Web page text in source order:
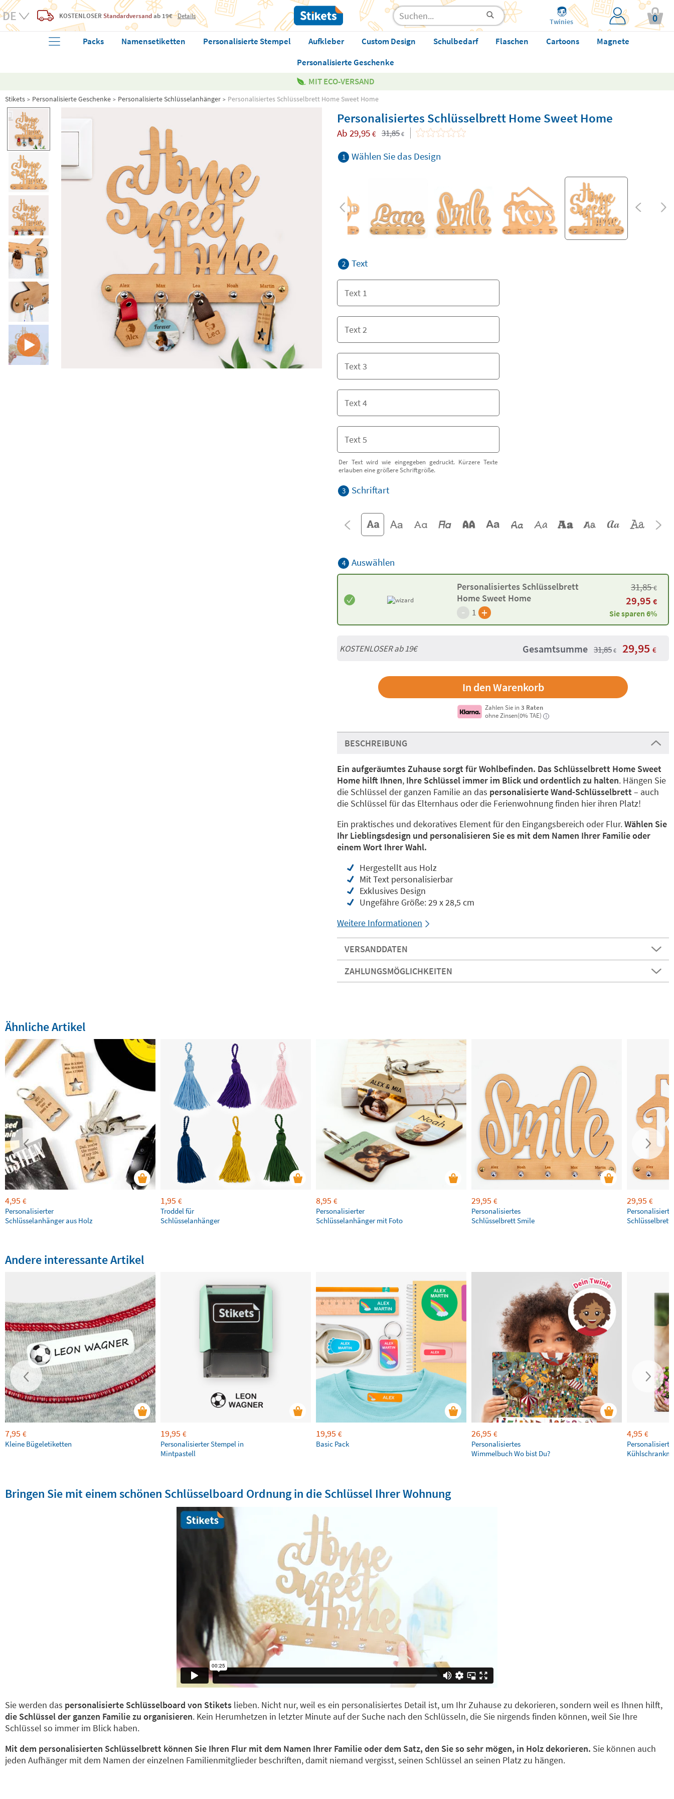
KOSTENLOSER Standardversandab 19€ Details
Twinies 0
Packs Namensetiketten Personalisierte Stempel Aufkleber Custom Design Schulbedarf Flaschen Cartoons
Magnete
Personalisierte Geschenke
MIT ECO-VERSAND
Stikets Personalisierte Geschenke Personalisierte Schlüsselanhänger Personalisiertes Schlüsselbrett Home Sweet Home
Personalisiertes Schlüsselbrett Home Sweet Home
Ab 29,95 € 31,85 €
1 Wählen Sie das Design
2 Text
Der Text wird wie eingegeben gedruckt. Kürzere Texte
erlauben eine größere Schriftgröße.
3 Schriftart
4 Auswählen
Personalisiertes Schlüsselbrett
Home Sweet Home
- 1 +
31,85€
29,95 €
Sie sparen 6%
KOSTENLOSER ab 19€ Gesamtsumme 31,85 € 29,95 €
Zahlen Sie in3 Raten
ohne Zinsen(0% TAE)
i
BESCHREIBUNG
Ein aufgeräumtes Zuhause sorgt für Wohlbefinden. Das Schlüsselbrett Home Sweet
Home hilft Ihnen, Ihre Schlüssel immer im Blick und ordentlich zu halten. Hängen Sie
die Schlüssel der ganzen Familie an das personalisierte Wand-Schlüsselbrett– auch
die Schlüssel für das Elternhaus oder die Ferienwohnung finden hier ihren Platz!
Ein praktisches und dekoratives Element für den Eingangsbereich oder Flur.Wählen Sie
Ihr Lieblingsdesign und personalisieren Sie es mit dem Namen Ihrer Familie oder
einem Wort Ihrer Wahl.
Hergestellt aus Holz
Mit Text personalisierbar
Exklusives Design
Ungefähre Größe: 29 x 28,5 cm
Weitere Informationen
VERSANDDATEN
ZAHLUNGSMÖGLICHKEITEN
Ähnliche Artikel
4,95 €
Personalisierter
Schlüsselanhänger aus Holz
1,95 €
Troddel für
Schlüsselanhänger
8,95 €
Personalisierter
Schlüsselanhänger mit Foto
29,95 €
Personalisiertes
Schlüsselbrett Smile
29,95 €
Schlüsselbrett
Andere interessante Artikel
7,95 €
Kleine Bügeletiketten
19,95 €
Personalisierter Stempel in
Mintpastell
19,95 €
Basic Pack
26,95 €
Personalisiertes
Wimmelbuch Wo bist Du?
4,95 €
Bringen Sie mit einem schönen Schlüsselboard Ordnung in die Schlüssel Ihrer Wohnung
Sie werden das personalisierte Schlüsselboard von Stikets lieben. Nicht nur, weil es ein personalisiertes Detail ist, um Ihr Zuhause zu dekorieren, sondern weil es Ihnen hilft,
die Schlüssel der ganzen Familie zu organisieren. Kein Herumhetzen in letzter Minute auf der Suche nach den Schlüsseln, die Sie nirgends finden können, weil Sie Ihre
Schlüssel so immer im Blick haben.
Mit dem personalisierten Schlüsselbrett können Sie Ihren Flur mit dem Namen Ihrer Familie oder dem Satz, den Sie so sehr mögen, in Holz dekorieren. Sie können auch
jeden Aufhänger mit dem Namen der einzelnen Familienmitglieder beschriften, damit niemand vergisst, seinen Schlüssel an seinen Platz zu hängen.